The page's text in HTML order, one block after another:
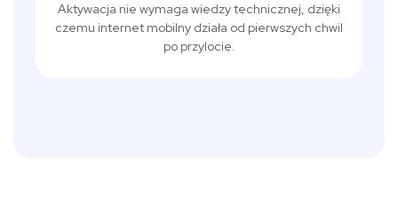
Aktywacja nie wymaga wiedzy technicznej, dzięki
czemu internet mobilny działa od pierwszych chwil
po przylocie.